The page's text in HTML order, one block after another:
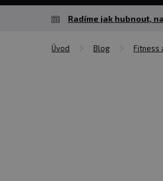
Radíme jak hubnout,
Úvod Blog Fitness